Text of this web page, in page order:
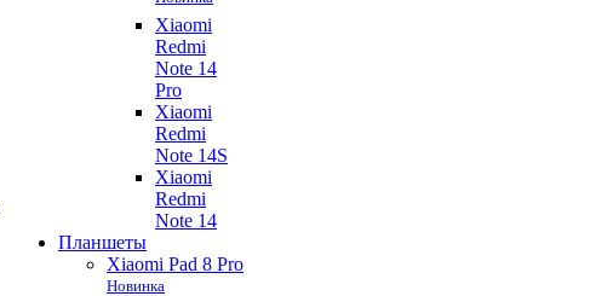
Xiaomi
Redmi
Note 14
Pro
Xiaomi
Redmi
Note 14S
Xiaomi
Redmi
Note 14
Планшеты
Xiaomi Pad 8 Pro
Новинка